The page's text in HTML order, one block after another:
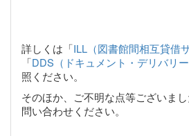
詳しくは「ILL（図書館間相互貸借
「DDS（ドキュメント・デリバリー
照ください。
そのほか、ご不明な点等ございま
問い合わせください。